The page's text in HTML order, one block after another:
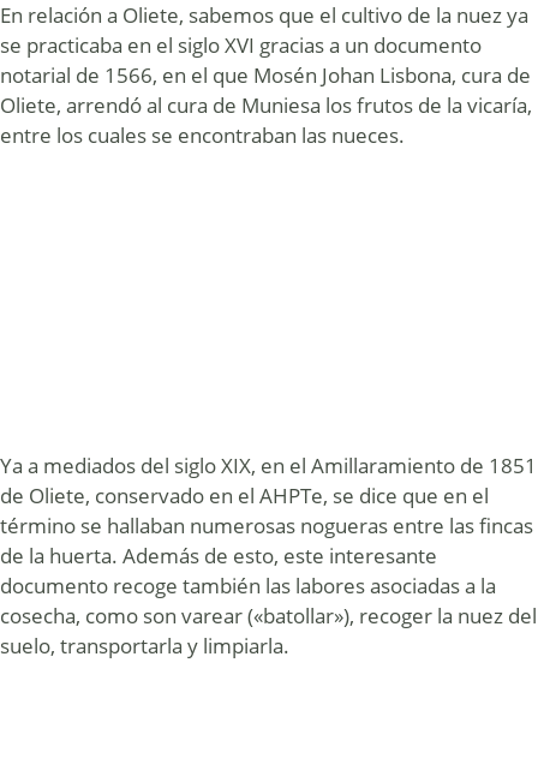
En relación a Oliete, sabemos que el cultivo de la nuez ya
se practicaba en el siglo XVI gracias a un documento
notarial de 1566, en el que Mosén Johan Lisbona, cura de
Oliete, arrendó al cura de Muniesa los frutos de la vicaría,
entre los cuales se encontraban las nueces.
Ya a mediados del siglo XIX, en el Amillaramiento de 1851
de Oliete, conservado en el AHPTe, se dice que en el
término se hallaban numerosas nogueras entre las fincas
de la huerta. Además de esto, este interesante
documento recoge también las labores asociadas a la
cosecha, como son varear («batollar»), recoger la nuez del
suelo, transportarla y limpiarla.